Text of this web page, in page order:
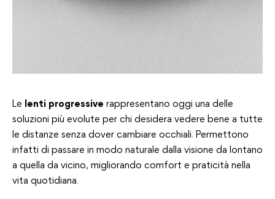
Le lenti progressive rappresentano oggi una delle
soluzioni più evolute per chi desidera vedere bene a tutte
le distanze senza dover cambiare occhiali. Permettono
infatti di passare in modo naturale dalla visione da lontano
a quella da vicino, migliorando comfort e praticità nella
vita quotidiana.